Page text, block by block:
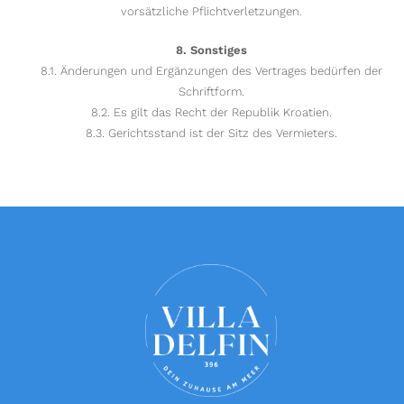
vorsätzliche Pflichtverletzungen.
8. Sonstiges
8.1. Änderungen und Ergänzungen des Vertrages bedürfen der
Schriftform.
8.2. Es gilt das Recht der Republik Kroatien.
8.3. Gerichtsstand ist der Sitz des Vermieters.